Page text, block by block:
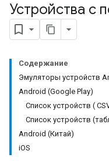
Устройства с
Содержание
Эмуляторы устройств
Android (Google Play)
Список устройств (
Список устройств
Android (Китай)
iOS